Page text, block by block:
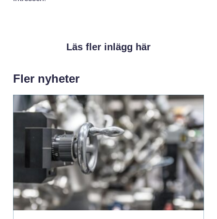
Läs fler inlägg här
Fler nyheter